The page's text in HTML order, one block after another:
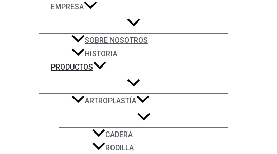
EMPRESA
SOBRE NOSOTROS
HISTORIA
PRODUCTOS
ARTROPLASTÍA
CADERA
RODILLA